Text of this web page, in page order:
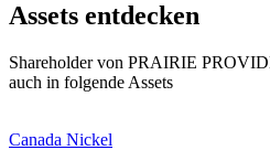
Assets entdecken
Shareholder von PRAIRIE
auch in folgende Assets
Canada Nickel